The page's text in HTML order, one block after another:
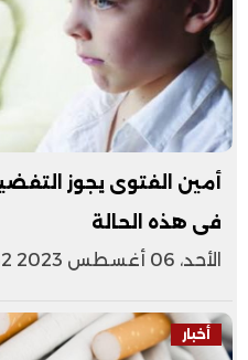
أمين الفتوى يجوز
فى هذه الحالة
الأحد، 06 أغسطس 2023 07:32 م
أخبار